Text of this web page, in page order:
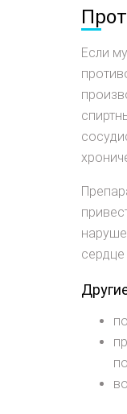
Если
сердце